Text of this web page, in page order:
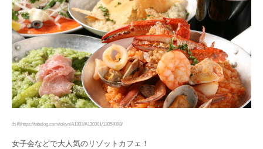
出典https://tabelog.com/tokyo/A1303/A130301/13054098/
女子会などで大人気のリゾットカフェ！